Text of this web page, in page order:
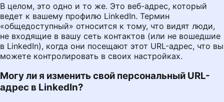
В целом, это одно и то же. Это веб-адрес, который
ведет к вашему профилю LinkedIn. Термин
«общедоступный» относится к тому, что видят люди,
не входящие в вашу сеть контактов (или не вошедшие
в LinkedIn), когда они посещают этот URL-адрес, что вы
можете контролировать в своих настройках.
Могу ли я изменить свой персональный URL-
адрес в LinkedIn?